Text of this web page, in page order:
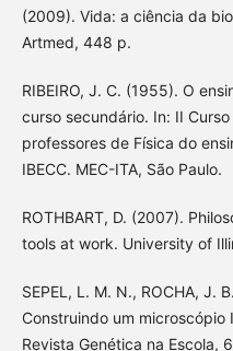
(2009). Vida: a ciência da
Artmed, 448 p.
RIBEIRO, J. C. (1955). O
curso secundário. In: II
professores de Física do
IBECC. MEC-ITA, São Paulo.
ROTHBART, D. (2007).
tools at work. University of
SEPEL, L. M. N., ROCHA, J.
Construindo um microscópio
Revista Genética na Escola,